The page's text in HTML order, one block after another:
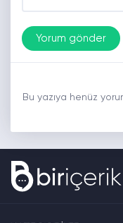
Bu yazıya henüz